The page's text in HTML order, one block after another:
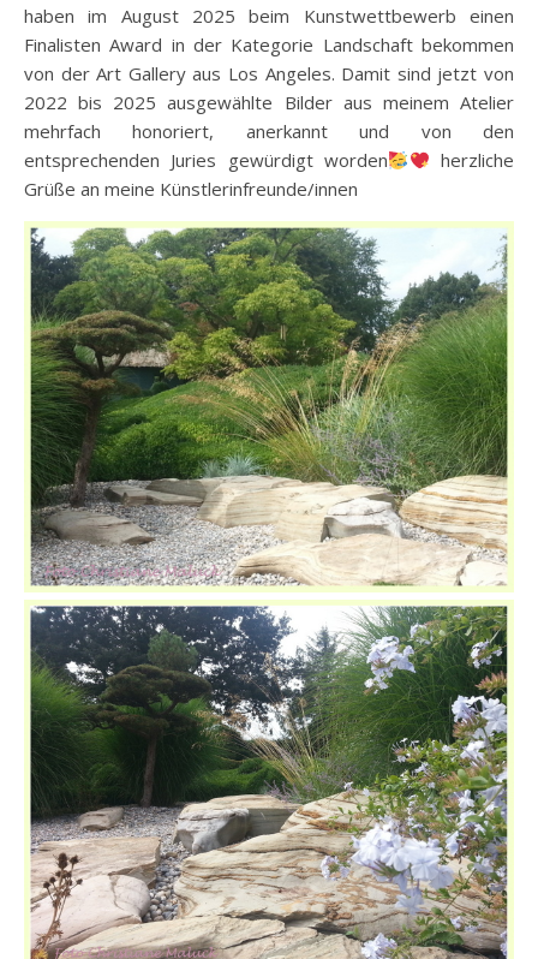
haben im August 2025 beim Kunstwettbewerb einen
Finalisten Award in der Kategorie Landschaft bekommen
von der Art Gallery aus Los Angeles. Damit sind jetzt von
2022 bis 2025 ausgewählte Bilder aus meinem Atelier
mehrfach honoriert, anerkannt und von den
entsprechenden Juries gewürdigt worden
herzliche
Grüße an meine Künstlerinfreunde/innen